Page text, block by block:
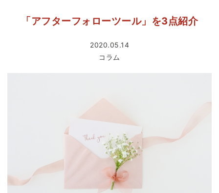
「アフターフォローツール」を3点紹介
2020.05.14
コラム